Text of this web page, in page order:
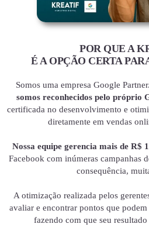
POR QUE A
É A OPÇÃO CERTA
Somos uma empresa Google
somos reconhecidos pelo próprio
certificada no desenvolvimento e
diretamente em vendas
Nossa equipe gerencia mais de R$
Facebook com inúmeras campanhas
consequência,
A otimização realizada pelos
avaliar e encontrar pontos que
fazendo com que seu